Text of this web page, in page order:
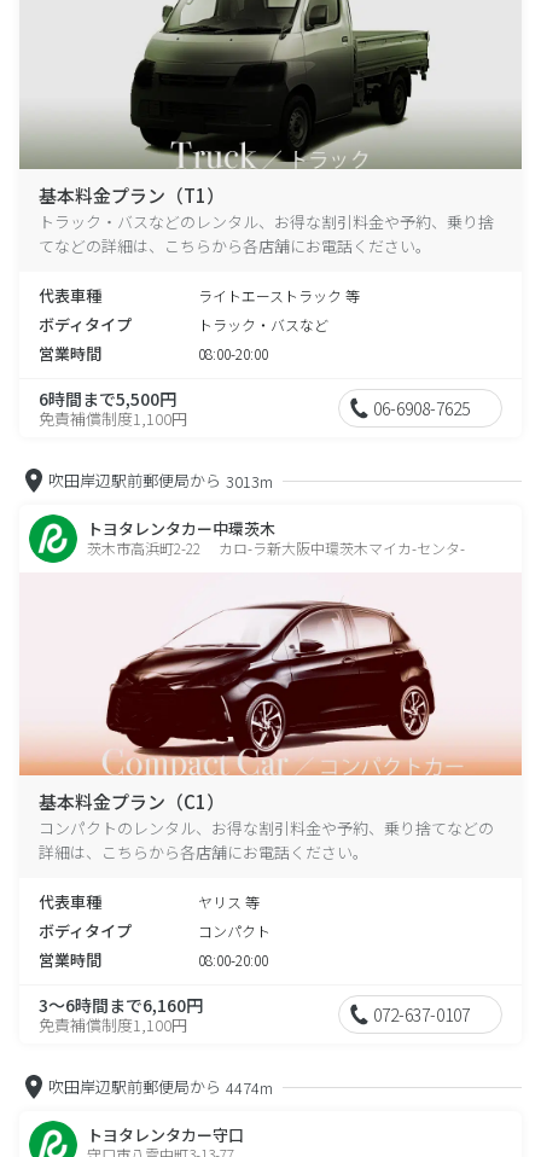
基本料金プラン（T1）
トラック・バスなどのレンタル、お得な割引料金や予約、乗り捨
てなどの詳細は、こちらから各店舗にお電話ください。
代表車種 ライトエーストラック 等
ボディタイプ トラック・バスなど
営業時間 08:00-20:00
6時間まで5,500円
免責補償制度1,100円 06-6908-7625
吹田岸辺駅前郵便局から 3013m
トヨタレンタカー中環茨木
茨木市高浜町2-22 カロ-ラ新大阪中環茨木マイカ-センタ-
基本料金プラン（C1）
コンパクトのレンタル、お得な割引料金や予約、乗り捨てなどの
詳細は、こちらから各店舗にお電話ください。
代表車種 ヤリス 等
ボディタイプ コンパクト
営業時間 08:00-20:00
3～6時間まで6,160円
免責補償制度1,100円 072-637-0107
吹田岸辺駅前郵便局から 4474m
トヨタレンタカー守口